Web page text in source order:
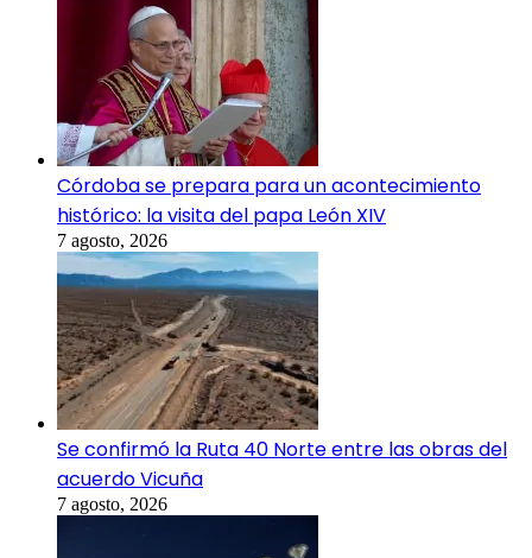
Córdoba se prepara para un acontecimiento
histórico: la visita del papa León XIV
7 agosto, 2026
Se confirmó la Ruta 40 Norte entre las obras del
acuerdo Vicuña
7 agosto, 2026